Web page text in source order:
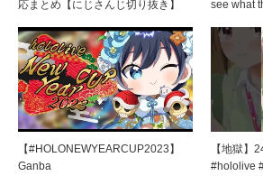
応まとめ【にじさんじ切り抜き】
see what
【#HOLONEWYEARCUP2023】
Ganba
【地獄】
#hololive